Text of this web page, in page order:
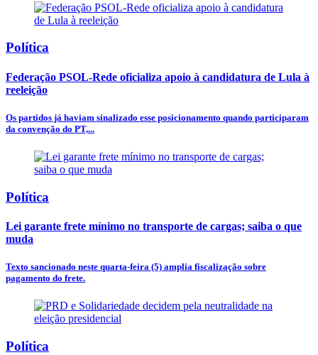
Política
Federação PSOL-Rede oficializa apoio à candidatura de Lula à
reeleição
Os partidos já haviam sinalizado esse posicionamento quando participaram
da convenção do PT,...
Política
Lei garante frete mínimo no transporte de cargas; saiba o que
muda
Texto sancionado neste quarta-feira (5) amplia fiscalização sobre
pagamento do frete.
Política